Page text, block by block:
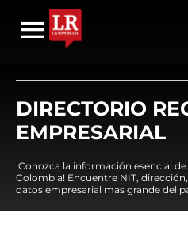
DIRECTORIO
EMPRESARIAL
¡Conozca la información esencial
Colombia! Encuentre NIT,
datos empresarial mas grande del